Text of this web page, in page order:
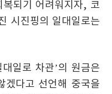
되기 어려워지자, 코
시진핑의 일대일로는
일로 차관’의 원금은
겠다고 선언해 중국을